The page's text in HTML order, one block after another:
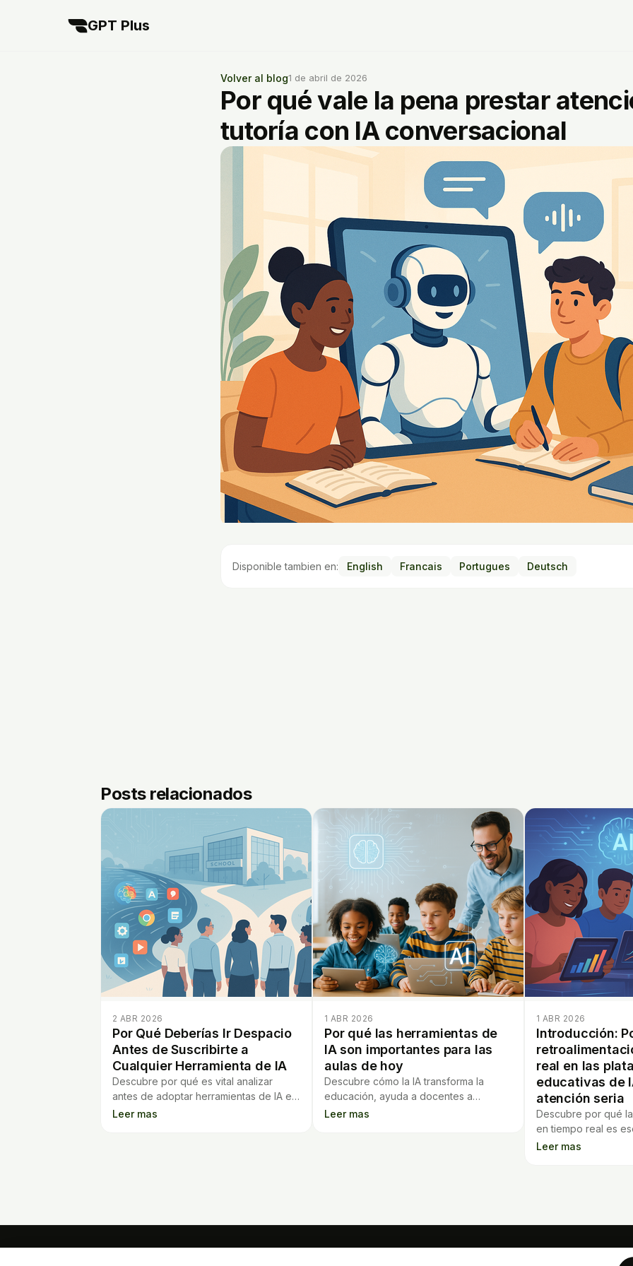
GPT Plus
Volver al blog1 de abril de 2026
Por qué vale la pena prestar
tutoría con IA conversacional
Disponible tambien en: English Francais Portugues Deutsch
Posts relacionados
2 ABR 2026
Por Qué Deberías Ir Despacio
Antes de Suscribirte a
Cualquier Herramienta de IA
Descubre por qué es vital analizar
antes de adoptar herramientas de IA en
educación y evita errores comunes que
Leer mas
1 ABR 2026
Por qué las herramientas de
IA son importantes para las
aulas de hoy
Descubre cómo la IA transforma la
educación, ayuda a docentes a
planificar y conecta eficazmente con
Leer mas
1 ABR 2026
Introducción:
real en las
educativas de
atención seria
Descubre por qué
en tiempo real es
plataformas
Leer mas